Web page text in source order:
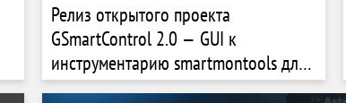
Релиз открытого проекта
GSmartControl 2.0 — GUI к
инструментарию smartmontools для
оценки состояния HDD и SSD